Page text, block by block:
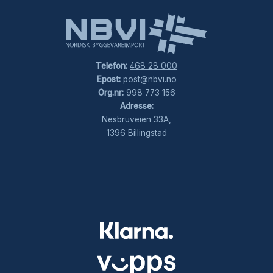
Telefon: 468 28 000
Epost: post@nbvi.no
Org.nr:998 773 156
Adresse:
Nesbruveien 33A,
1396 Billingstad